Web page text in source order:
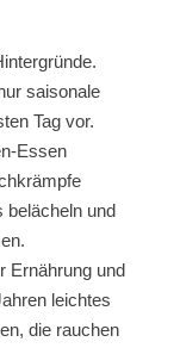
saisonale
Tag vor.
Essen
belächeln und
Ernährung und
leichtes
die rauchen